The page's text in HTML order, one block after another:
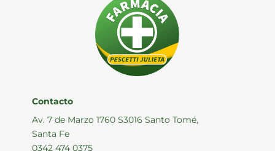
Contacto
Av. 7 de Marzo 1760 S3016 Santo Tomé,
Santa Fe
0342 474 0375